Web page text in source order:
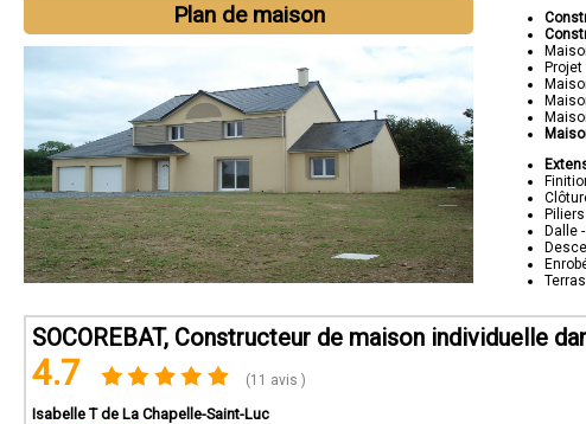
Plan de maison
Dalle
SOCOREBAT, Constructeur de maison individuelle
4.7 (11 avis )
Isabelle T de La Chapelle-Saint-Luc